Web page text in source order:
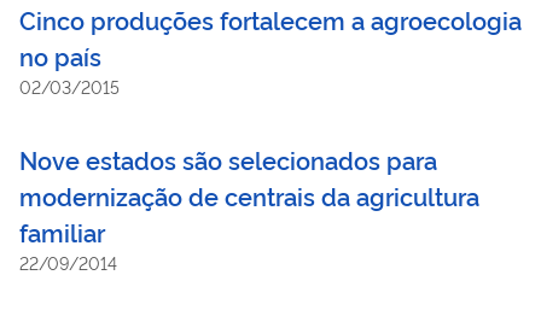
Cinco produções fortalecem a agroecologia
no país
02/03/2015
Nove estados são selecionados para
modernização de centrais da agricultura
familiar
22/09/2014